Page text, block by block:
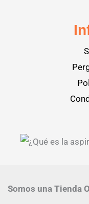
Somos una Tienda